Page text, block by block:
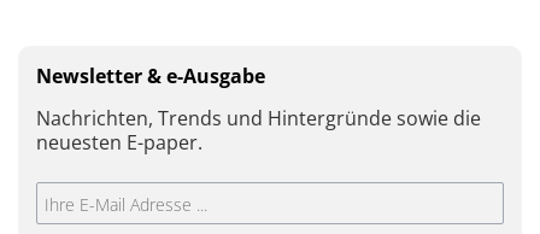
Newsletter & e-Ausgabe
Nachrichten, Trends und Hintergründe sowie die
neuesten E-paper.